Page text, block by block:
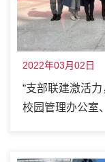
2022年03月02日
“支部联建激活
校园管理办公室